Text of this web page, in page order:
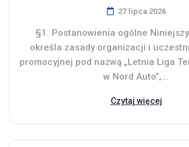
27 lipca 2026
§1. Postanowienia ogólne
określa zasady organizacji i
promocyjnej pod nazwą „Letnia Liga
w Nord Auto”,...
Czytaj więcej